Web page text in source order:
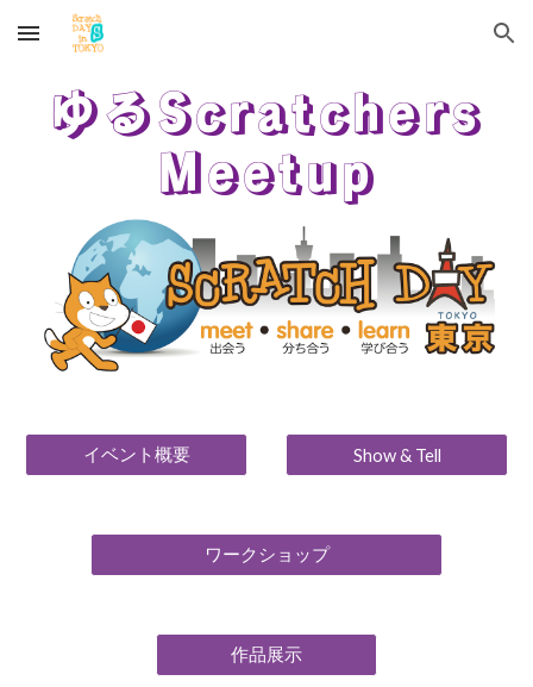
Skip to main content Skip to navigation
ゆるScratchers
Meetup
イベント概要 Show & Tell
ワークショップ
作品展示